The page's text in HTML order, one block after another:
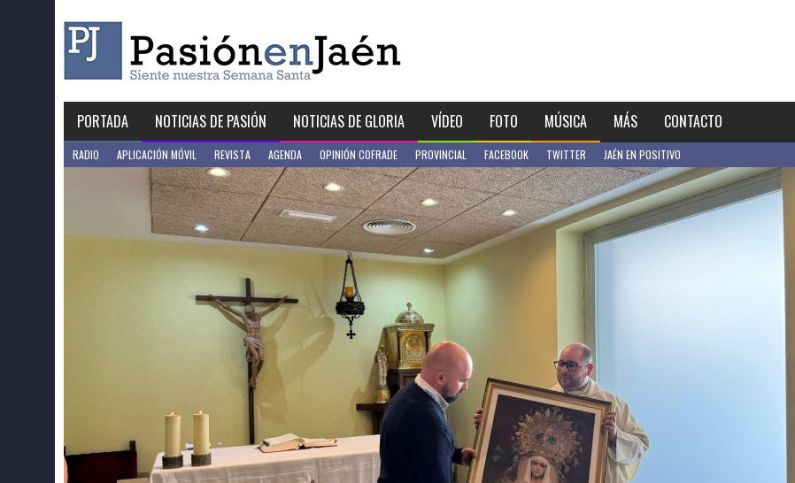
PORTADA NOTICIAS DE PASIÓN NOTICIAS DE GLORIA VÍDEO FOTO MÚSICA MÁS CONTACTO
RADIO APLICACIÓN MÓVIL REVISTA AGENDA OPINIÓN COFRADE PROVINCIAL FACEBOOK TWITTER JAÉN EN POSITIVO